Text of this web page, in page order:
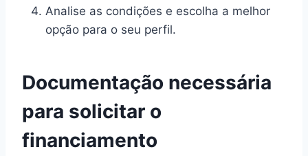
Analise as condições e escolha a melhor
opção para o seu perfil.
Documentação necessária
para solicitar o
financiamento